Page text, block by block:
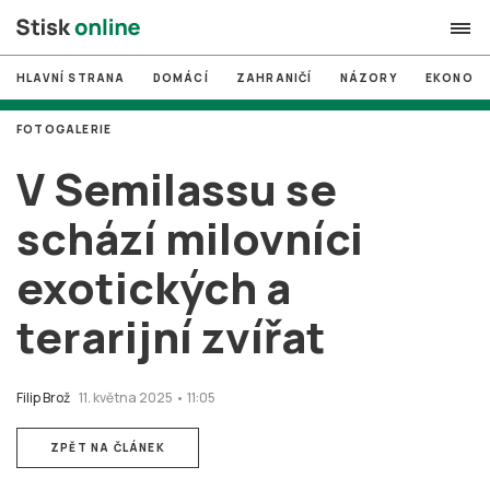
search
# MUNI
# Brno
# volby
login PŘIHLÁSIT SE
Zapomněli jste heslo?
HLAVNÍ STRANA DOMÁCÍ ZAHRANIČÍ NÁZORY
V Semilassu se
schází milovníci
exotických a
terarijní zvířat
Filip Brož 11. května 2025 • 11:05
FOTOGALERIE
ZPĚT NA ČLÁNEK